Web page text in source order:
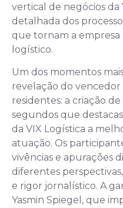
vertical de negócios da
detalhada dos
que tornam a
logístico.
Um dos momentos
revelação do
residentes: a criação
segundos que
da VIX Logística a
atuação. Os
vivências e apurações
diferentes
e rigor jornalístico. A
Yasmin Spiegel, que